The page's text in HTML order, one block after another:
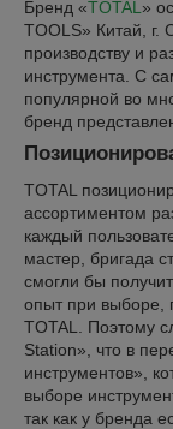
Бренд «TOTAL »
TOOLS» Китай, г.
производству и
инструмента. С
популярной во
бренд
TOTAL
ассортиментом
каждый
мастер, бригада
смогли бы
опыт при выборе,
TOTAL. Поэтому
Station», что в
инструментов»,
выборе
так как у бренда